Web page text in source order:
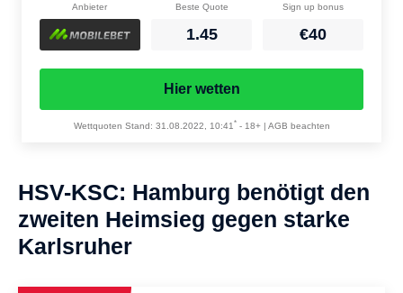
Anbieter Beste Quote
1.45
Sign up bonus
€40
Hier wetten
Wettquoten Stand: 31.08.2022, 10:41 *- 18+ | AGB beachten
HSV-KSC: Hamburg benötigt den
zweiten Heimsieg gegen starke
Karlsruher